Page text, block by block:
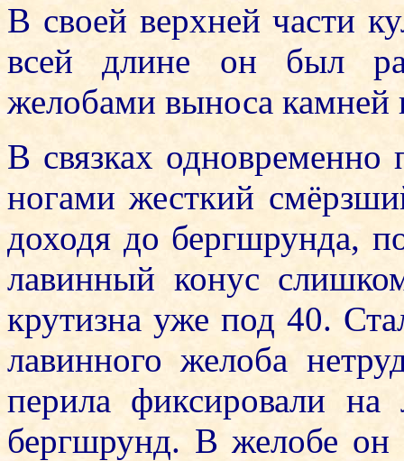
В своей верхней части
всей длине он был
желобами выноса камней
В связках
ногами жесткий
доходя до бергшрунда,
лавинный конус
крутизна уже под 40.
лавинного желоба
перила фиксировали на
бергшрунд. В желобе он